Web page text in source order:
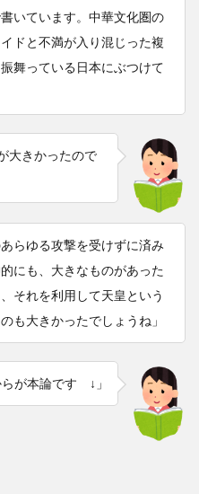
いています。中華文化圏の
ドと不満が入り混じった複
舞っている日本にぶつけて
大きかったので
らゆる攻撃を受けずに済み
にも、大きなものがあった
それを利用して天皇という
も大きかったでしょうね」
らが本論です ↓」